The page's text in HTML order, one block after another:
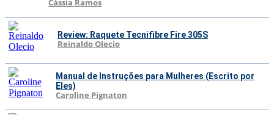
Cássia Ramos
Review: Raquete Tecnifibre Fire 305S
Reinaldo Olecio
Manual de Instruções para Mulheres (Escrito por
Eles)
Caroline Pignaton